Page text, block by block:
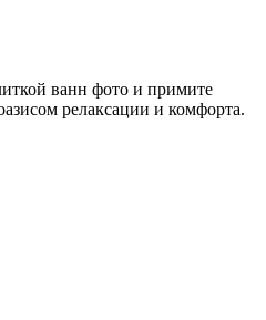
ванн фото и примите
релаксации и комфорта.